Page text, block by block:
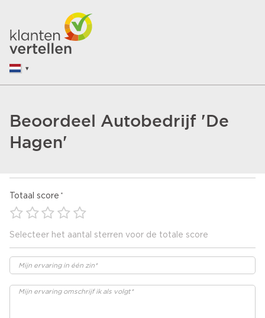
Beoordeel Autobedrijf 'De
Hagen'
Totaal score
Selecteer het aantal sterren voor de totale score